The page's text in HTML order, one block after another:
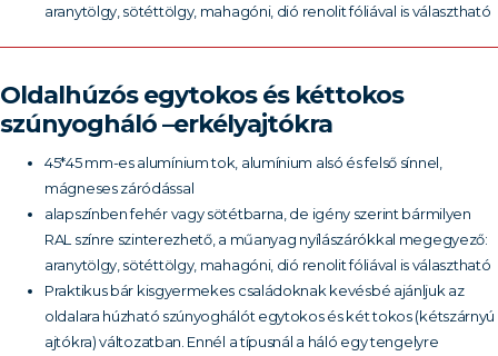
aranytölgy, sötéttölgy, mahagóni, dió renolit fóliával is választható
Oldalhúzós egytokos és kéttokos
szúnyogháló –erkélyajtókra
45*45 mm-es alumínium tok, alumínium alsó és felső sínnel,
mágneses záródással
alapszínben fehér vagy sötétbarna, de igény szerint bármilyen
RAL színre szinterezhető, a műanyag nyílászárókkal megegyező:
aranytölgy, sötéttölgy, mahagóni, dió renolit fóliával is választható
Praktikus bár kisgyermekes családoknak kevésbé ajánljuk az
oldalara húzható szúnyoghálót egytokos és két tokos (kétszárnyú
ajtókra) változatban. Ennél a típusnál a háló egy tengelyre